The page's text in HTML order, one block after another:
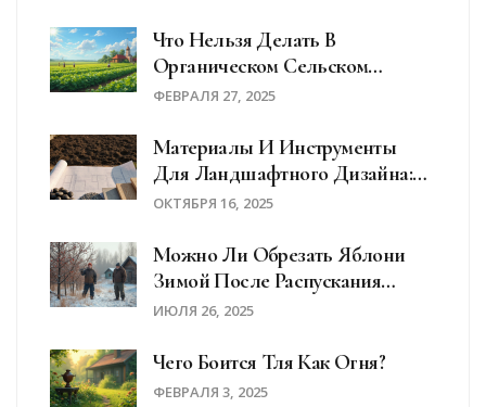
Что Нельзя Делать В
Органическом Сельском
Хозяйстве
ФЕВРАЛЯ 27, 2025
Материалы И Инструменты
Для Ландшафтного Дизайна:
Что Выбрать
ОКТЯБРЯ 16, 2025
Можно Ли Обрезать Яблони
Зимой После Распускания
Почек: Ошибки, Риски И Опыт
ИЮЛЯ 26, 2025
Чего Боится Тля Как Огня?
ФЕВРАЛЯ 3, 2025